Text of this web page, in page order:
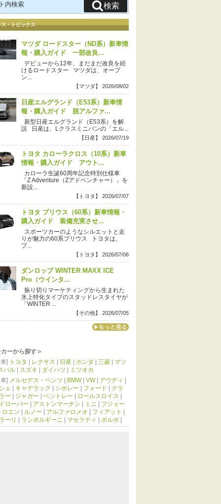
検索
ス・トピックス
マツダ ロードスター（ND系）新車情
報・購入ガイド 一部改良...
デビューから12年、まだまだ改良を続
けるロードスター マツダは、オープ
ン...
【マツダ】 2026/08/02
日産エルグランド（E53系）新車情
報・購入ガイド 脱アルファ...
新型日産エルグランド（E53系）を解
説 日産は、Lクラスミニバンの「エル...
【日産】 2026/07/19
トヨタ カローラクロス（10系）新車
情報・購入ガイド アウト...
カローラ生誕60周年記念特別仕様車
「Z Adventure（Zアドベンチャー）」を
新設...
【トヨタ】 2026/07/07
トヨタ プリウス（60系）新車情報・
購入ガイド 装備充実させ...
スポーツカーのようなシルエットと走
りが魅力の60系プリウス トヨタは、
プ...
【トヨタ】 2026/07/06
ダンロップ WINTER MAXX ICE
Pro（ウインタ...
振り切りマーケティングから生まれた
氷上特化タイプのスタッドレスタイヤが
「WINTER ...
【その他】 2026/07/05
ーから探す＞
] トヨタ レクサス 日産 ホンダ 三菱
マツ
バル
スズキ ダイハツ
ミツオカ
] メルセデス・ベンツ BMW| VW| アウディ
ェ
キャデラック シボレー フォード
クラ
ー
ジャガー ベントレー ロールスロイス
ローバー
アストンマーチン ミニ
プジョー
ロエン
ルノー アルファロメオ フィアット
ーリ
ランボルギーニ マセラティ ボルボ